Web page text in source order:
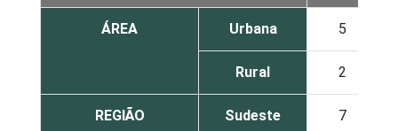
ÁREA Urbana 5
Rural 2
REGIÃO Sudeste 7